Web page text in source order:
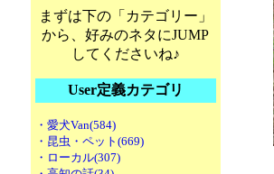
まずは下の「カテゴリー」
から、好みのネタにJUMP
してくださいね♪
User定義カテゴリ
・愛犬Van(584)
・昆虫・ペット(669)
・ローカル(307)